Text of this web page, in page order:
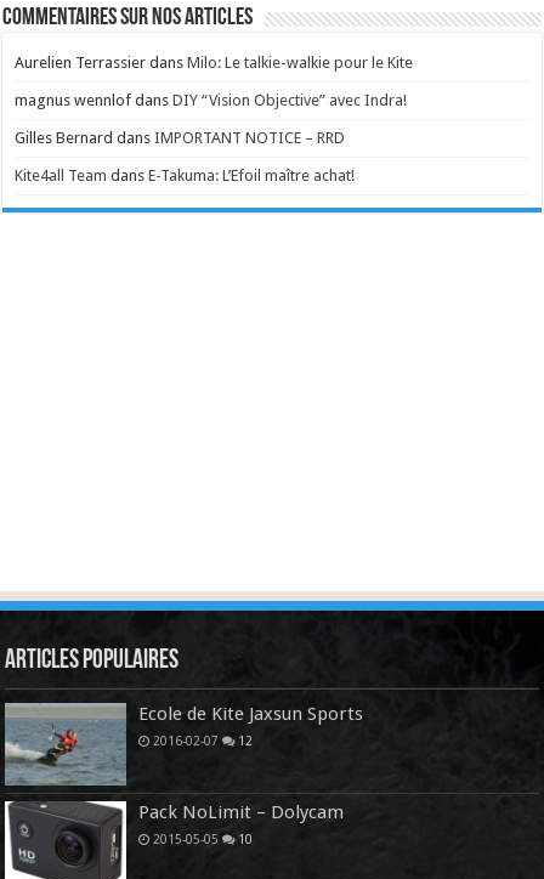
Commentaires sur nos articles
Aurelien Terrassier dansMilo: Le talkie-walkie pour le Kite
magnus wennlof dansDIY “Vision Objective” avec Indra!
Gilles Bernard dansIMPORTANT NOTICE – RRD
Kite4all Team dansE-Takuma: L’Efoil maître achat!
Articles Populaires
Ecole de Kite Jaxsun Sports
2016-02-07 12
Pack NoLimit – Dolycam
2015-05-05 10